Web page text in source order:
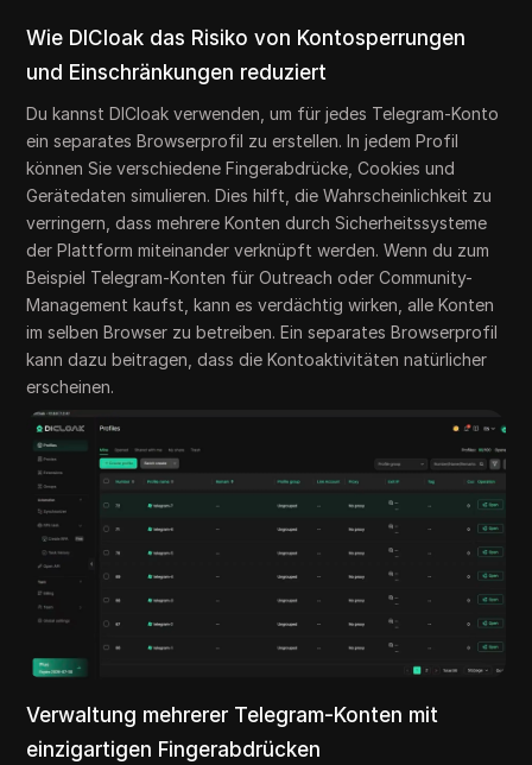
Wie DICloak das Risiko von Kontosperrungen
und Einschränkungen reduziert
Du kannst DICloak verwenden, um für jedes Telegram-Konto
ein separates Browserprofil zu erstellen. In jedem Profil
können Sie verschiedene Fingerabdrücke, Cookies und
Gerätedaten simulieren. Dies hilft, die Wahrscheinlichkeit zu
verringern, dass mehrere Konten durch Sicherheitssysteme
der Plattform miteinander verknüpft werden. Wenn du zum
Beispiel Telegram-Konten für Outreach oder Community-
Management kaufst, kann es verdächtig wirken, alle Konten
im selben Browser zu betreiben. Ein separates Browserprofil
kann dazu beitragen, dass die Kontoaktivitäten natürlicher
erscheinen.
Verwaltung mehrerer Telegram-Konten mit
einzigartigen Fingerabdrücken